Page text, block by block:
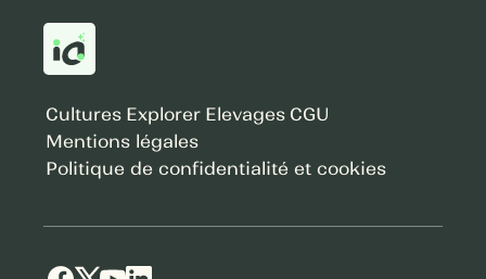
Cultures Explorer Elevages CGU
Mentions légales
Politique de confidentialité et cookies